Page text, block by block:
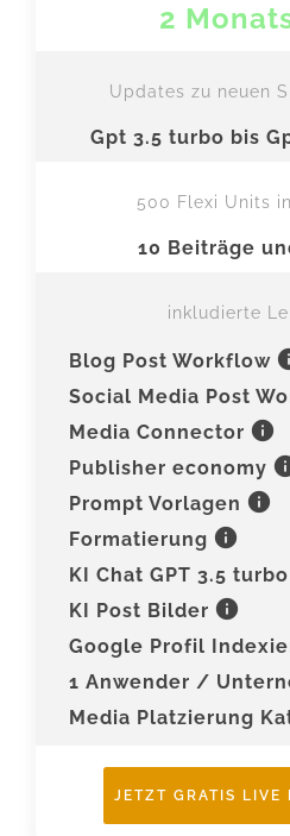
2
Updates zu neuen
Gpt 3.5 turbo bis
500 Flexi Units
10 Beiträge
inkludierte
Blog Post Workflow
Social Media Post
Media Connector info
Publisher economy
Prompt Vorlagen info
Formatierung info
KI Chat GPT 3.5 turbo
KI Post Bilder info
Google Profil
1 Anwender /
Media Platzierung
JETZT GRATIS LIVE